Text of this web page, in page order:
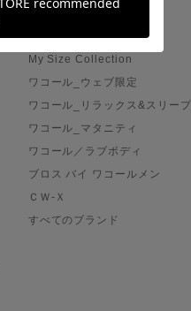
My Size Collection
ワコール_ウェブ限定
ワコール_リラックス&スリープ
ワコール_マタニティ
ワコール／ラブボディ
ブロス バイ ワコールメン
ＣＷ-Ｘ
すべてのブランド